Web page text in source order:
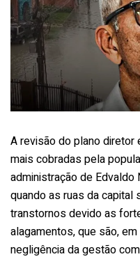
A revisão do plano diretor
mais cobradas pela
administração de Edvaldo
quando as ruas da
transtornos devido as
alagamentos, que são,
negligência da gestão